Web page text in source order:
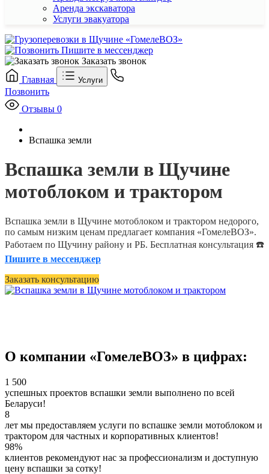
Аренда экскаватора
Услуги эвакуатора
Пишите в мессенджер
Заказать звонок
Главная
Услуги
Позвонить
Отзывы 0
Вспашка земли
Вспашка земли в Щучине
мотоблоком и трактором
Вспашка земли в Щучине мотоблоком и трактором недорого,
по самым низким ценам предлагает компания «ГомелеВОЗ».
Работаем по Щучину району и РБ. Бесплатная консультация ☎️
Пишите в мессенджер
Заказать консультацию
О компании «ГомелеВОЗ» в цифрах:
1 500
успешных проектов вспашки земли выполнено по всей
Беларуси!
8
лет мы предоставляем услуги по вспашке земли мотоблоком и
трактором для частных и корпоративных клиентов!
98%
клиентов рекомендуют нас за профессионализм и доступную
цену вспашки за сотку!